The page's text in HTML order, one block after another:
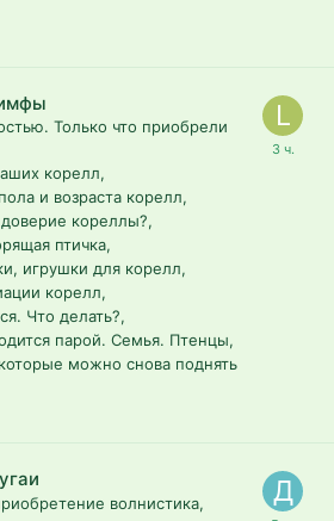
Только что приобрели
корелл
и возраста корелл
кореллы?
птичка
игрушки для корелл
корелл
Что делать?
парой. Семья. Птенцы
можно снова поднять
волнистика